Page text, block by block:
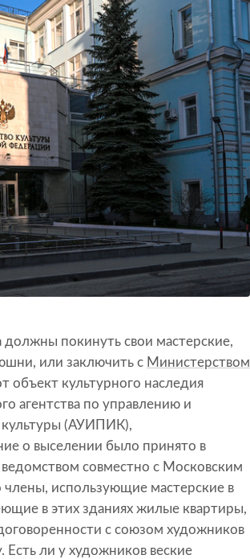
покинуть свои мастерские,
или заключить с Министерством
объект культурного наследия
агентства по управлению и
культуры (АУИПИК),
о выселении было принято в
совместно с Московским
использующие мастерские в
в этих зданиях жилые квартиры,
с союзом художников
ли у художников веские